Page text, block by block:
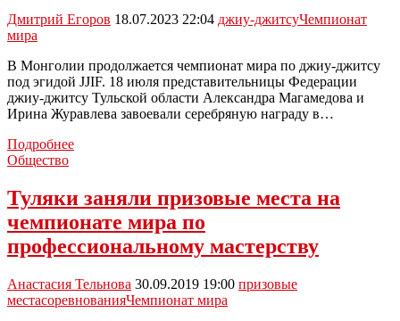
студентов
Дмитрий Егоров 18.07.2023 22:04 джиу-джитсуЧемпионат
мира
В Монголии продолжается чемпионат мира по джиу-джитсу
под эгидой JJIF. 18 июля представительницы Федерации
джиу-джитсу Тульской области Александра Магамедова и
Ирина Журавлева завоевали серебряную награду в…
ПодробнееСпортсменки
серебро
на
мира
джиу-
джитсу
Общество
Туляки заняли призовые места на
чемпионате мира по
профессиональному мастерству
Анастасия Тельнова 30.09.2019 19:00 призовые
местасоревнованияЧемпионат мира